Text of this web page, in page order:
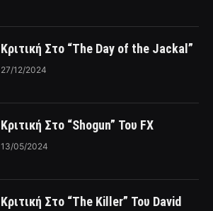
Κριτική Στο “The Day of the Jackal”
27/12/2024
Κριτική Στο “Shogun” Του FX
13/05/2024
Κριτική Στο “The Killer” Του David